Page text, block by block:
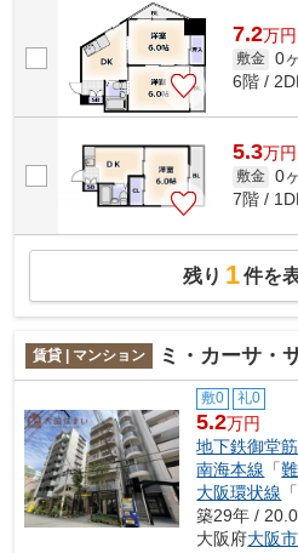
7.2万円
敷金 0
6階 /
5.3万円
敷金 0
7階 /
残り 1件を
賃貸 | マンション ミ・カーサ・
敷0 礼0
5.2万円
地下鉄御堂
南海本線 「
大阪環状線 「
築29年 /
大阪府大阪